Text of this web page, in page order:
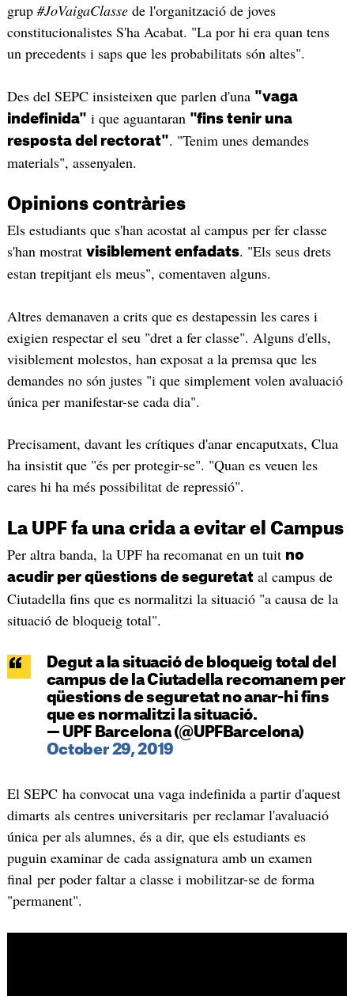
grup #JoVaigaClasse de l'organització de joves
constitucionalistes S'ha Acabat. "La por hi era quan tens
un precedents i saps que les probabilitats són altes".
Des del SEPC insisteixen que parlen d'una "vaga
indefinida" i que aguantaran "fins tenir una
resposta del rectorat". "Tenim unes demandes
materials", assenyalen.
Opinions contràries
Els estudiants que s'han acostat al campus per fer classe
s'han mostrat visiblement enfadats. "Els seus drets
estan trepitjant els meus", comentaven alguns.
Altres demanaven a crits que es destapessin les cares i
exigien respectar el seu "dret a fer classe". Alguns d'ells,
visiblement molestos, han exposat a la premsa que les
demandes no són justes "i que simplement volen avaluació
única per manifestar-se cada dia".
Precisament, davant les crítiques d'anar encaputxats, Clua
ha insistit que "és per protegir-se". "Quan es veuen les
cares hi ha més possibilitat de repressió".
La UPF fa una crida a evitar el Campus
Per altra banda, la UPF ha recomanat en un tuit no
acudir per qüestions de seguretatal campus de
Ciutadella fins que es normalitzi la situació "a causa de la
situació de bloqueig total".
Degut a la situació de bloqueig total del
campus de la Ciutadella recomanem per
qüestions de seguretat no anar-hi fins
que es normalitzi la situació.
— UPF Barcelona (@UPFBarcelona)
October 29, 2019
El SEPC ha convocat una vaga indefinida a partir d'aquest
dimarts als centres universitaris per reclamar l'avaluació
única per als alumnes, és a dir, que els estudiants es
puguin examinar de cada assignatura amb un examen
final per poder faltar a classe i mobilitzar-se de forma
"permanent".